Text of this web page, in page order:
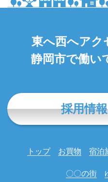
東へ西へアク
静岡市で働い
採用情
トップ お買物 宿泊
〇〇の街